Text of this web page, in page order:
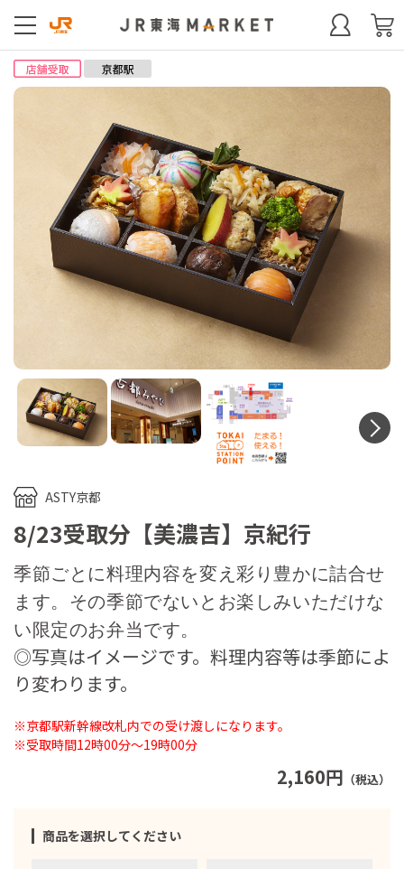
ASTY京都
8/23受取分【美濃吉】京紀行
2,160円 （税込）
商品を選択してください
季節ごとに料理内容を変え彩り豊かに詰合せ
ます。その季節でないとお楽しみいただけな
い限定のお弁当です。
◎写真はイメージです。料理内容等は季節によ
り変わります。
※京都駅新幹線改札内での受け渡しになります。
※受取時間12時00分～19時00分